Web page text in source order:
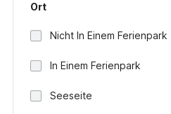
Ort
Nicht In Einem Ferienpark
In Einem Ferienpark
Seeseite